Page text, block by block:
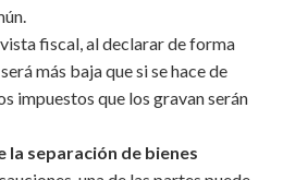
fiscal, al declarar de forma
más baja que si se hace de
impuestos que los gravan serán
la separación de bienes